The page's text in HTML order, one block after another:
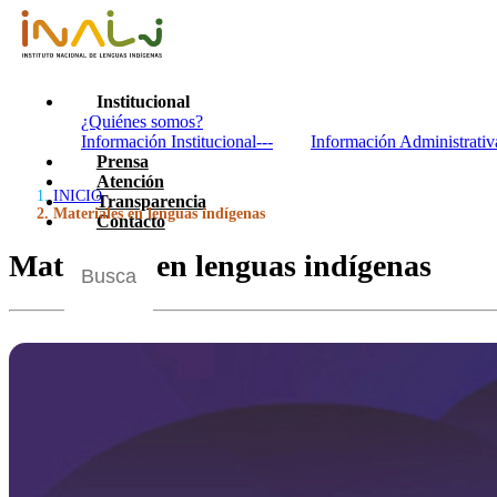
Institucional
¿Quiénes somos?
Información Institucional---
Información
Prensa
Atención
Transparencia
Contacto
INICIO
Materiales en lenguas indígenas
Materiales en lenguas indígenas